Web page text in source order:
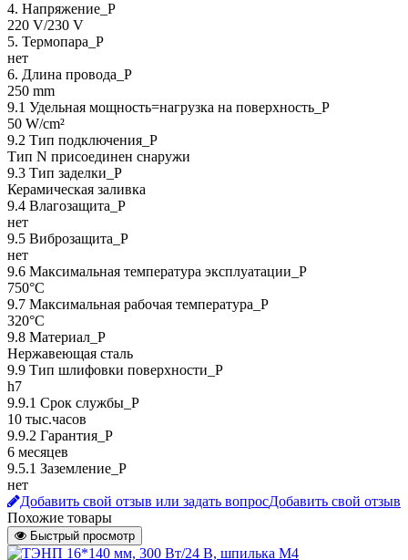
4. Напряжение_P
220 V/230 V
5. Термопара_P
нет
6. Длина провода_P
250 mm
9.1 Удельная мощность=нагрузка на поверхность_P
50 W/cm²
9.2 Тип подключения_P
Тип N присоединен снаружи
9.3 Тип заделки_Р
Керамическая заливка
9.4 Влагозащита_Р
нет
9.5 Виброзащита_Р
нет
9.6 Максимальная температура эксплуатации_Р
750°C
9.7 Максимальная рабочая температура_Р
320°C
9.8 Материал_Р
Нержавеющая сталь
9.9 Тип шлифовки поверхности_Р
h7
9.9.1 Срок службы_Р
10 тыс.часов
9.9.2 Гарантия_Р
6 месяцев
9.5.1 Заземление_P
нет
Добавить свой отзыв или задать вопросДобавить свой отзыв
Похожие товары
Быстрый просмотр